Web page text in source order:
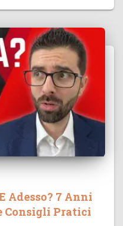
Adesso? 7 Anni
Consigli Pratici